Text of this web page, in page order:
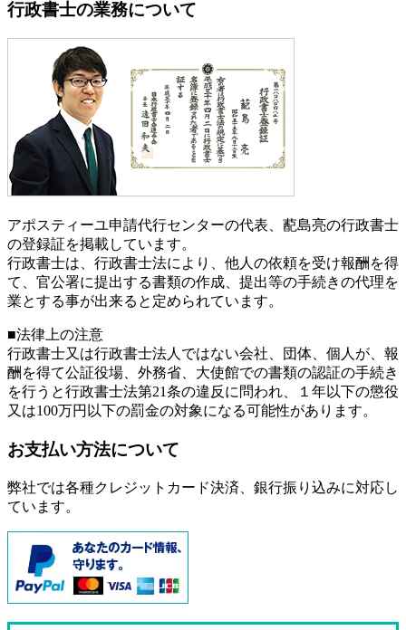
行政書士の業務について
アポスティーユ申請代行センターの代表、蓜島亮の行政書士
の登録証を掲載しています。
行政書士は、行政書士法により、他人の依頼を受け報酬を得
て、官公署に提出する書類の作成、提出等の手続きの代理を
業とする事が出来ると定められています。
■法律上の注意
行政書士又は行政書士法人ではない会社、団体、個人が、報
酬を得て公証役場、外務省、大使館での書類の認証の手続き
を行うと行政書士法第21条の違反に問われ、
１年以下の懲役
又は100万円以下の罰金の対象になる可能性があります。
お支払い方法について
弊社では各種クレジットカード決済、銀行振り込みに対応し
ています。